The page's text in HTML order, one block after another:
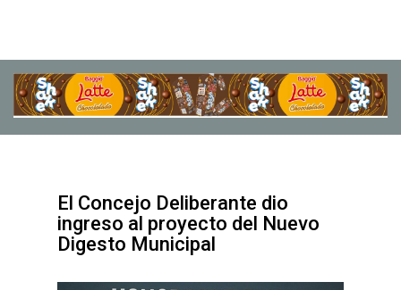
El Concejo Deliberante dio
ingreso al proyecto del Nuevo
Digesto Municipal